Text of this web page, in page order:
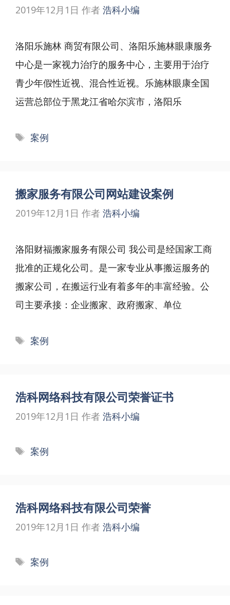
2019年12月1日 作者 浩科小编
洛阳乐施林 商贸有限公司、洛阳乐施林眼康服务
中心是一家视力治疗的服务中心，主要用于治疗
青少年假性近视、混合性近视。乐施林眼康全国
运营总部位于黑龙江省哈尔滨市，洛阳乐
标
案例
搬家服务有限公司网站建设案例
2019年12月1日 作者 浩科小编
洛阳财福搬家服务有限公司 我公司是经国家工商
批准的正规化公司。是一家专业从事搬运服务的
搬家公司，在搬运行业有着多年的丰富经验。公
司主要承接：企业搬家、政府搬家、单位
标
案例
浩科网络科技有限公司荣誉证书
2019年12月1日 作者 浩科小编
标
案例
浩科网络科技有限公司荣誉
2019年12月1日 作者 浩科小编
标
案例